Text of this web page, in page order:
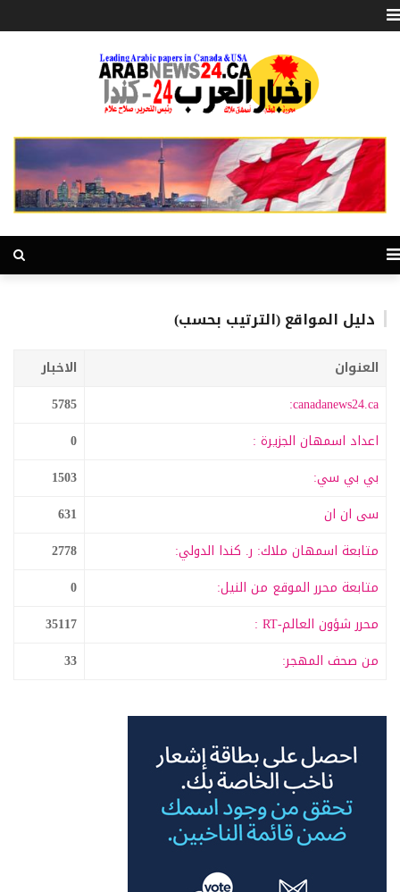
دليل المواقع (الترتيب بحسب)
العنوان
الاخبار
canadanews24.ca:
5785
اعداد اسمهان الجزيرة :
0
بي بي سي:
1503
سى ان ان
631
متابعة اسمهان ملاك: ر. كندا الدولي:
2778
متابعة محرر الموقع من النيل:
0
محرر شؤون العالم-RT :
35117
من صحف المهجر:
33